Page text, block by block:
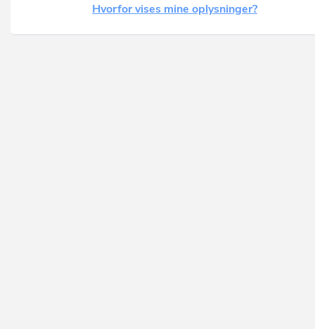
Hvorfor vises mine oplysninger?